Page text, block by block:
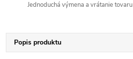
Jednoduchá výmena a vrátanie tovaru
Popis produktu